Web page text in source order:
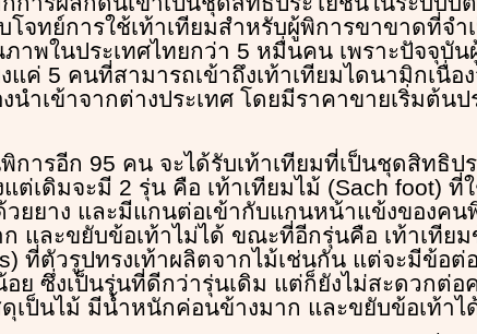
โจทย์การใช้เท้าเทียมสำหรับผู้พิการขาขาดที่จำ
าพในประเทศไทยกว่า 5 หมื่นคน เพราะปัจจุบั
แค่ 5 คนที่สามารถเข้าถึงเท้าเทียมไดนามิกเนื่อ
นำเข้าจากต่างประเทศ โดยมีราคาขายเริ่มต้น
การอีก 95 คน จะได้รับเท้าเทียมที่เป็นชุดสิทธิป
ต่เดิมจะมี 2 รุ่น คือ เท้าเทียมไม้ (Sach foot) ที่
วยยาง และมีแกนต่อเข้ากับแกนหน้าแข้งของค
และขยับข้อเท้าไม่ได้ ขณะที่อีกรุ่นคือ เท้าเทียม
ที่ตัวรูปทรงเท้าผลิตจากไม้เช่นกัน แต่จะมีข้อต่
อย ซึ่งเป็นรุ่นที่ดีกว่ารุ่นเดิม แต่ก็ยังไม่สะดวกต่อ
ดุเป็นไม้ มีน้ำหนักค่อนข้างมาก และขยับข้อเท้าไ